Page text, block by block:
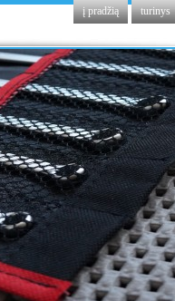
į pradžią turinys